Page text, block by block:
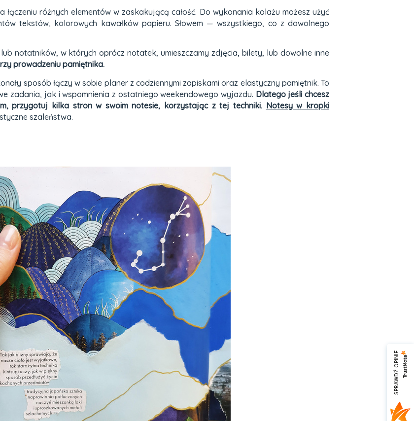
różnych elementów w zaskakującą całość. Do wykonania kolażu możesz użyć
tekstów, kolorowych kawałków papieru. Słowem — wszystkiego, co z dowolnego
notatników, w których oprócz notatek, umieszczamy zdjęcia, bilety, lub dowolne inne
prowadzeniu pamiętnika.
sposób łączy w sobie planer z codziennymi zapiskami oraz elastyczny pamiętnik. To
zadania, jak i wspomnienia z ostatniego weekendowego wyjazdu. Dlatego jeśli chcesz
przygotuj kilka stron w swoim notesie, korzystając z tej techniki. Notesy w kropki
szaleństwa.
SPRAWDŹ OPINIE